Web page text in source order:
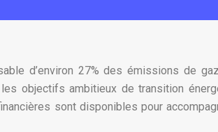
d’environ 27% des émissions de
objectifs ambitieux de transition
sont disponibles pour